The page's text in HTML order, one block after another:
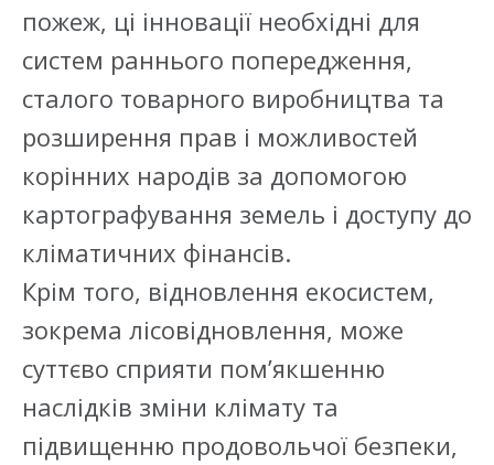
пожеж, ці інновації необхідні для
систем раннього попередження,
сталого товарного виробництва та
розширення прав і можливостей
корінних народів за допомогою
картографування земель і доступу до
кліматичних фінансів.
Крім того, відновлення екосистем,
зокрема лісовідновлення, може
суттєво сприяти пом’якшенню
наслідків зміни клімату та
підвищенню продовольчої безпеки,